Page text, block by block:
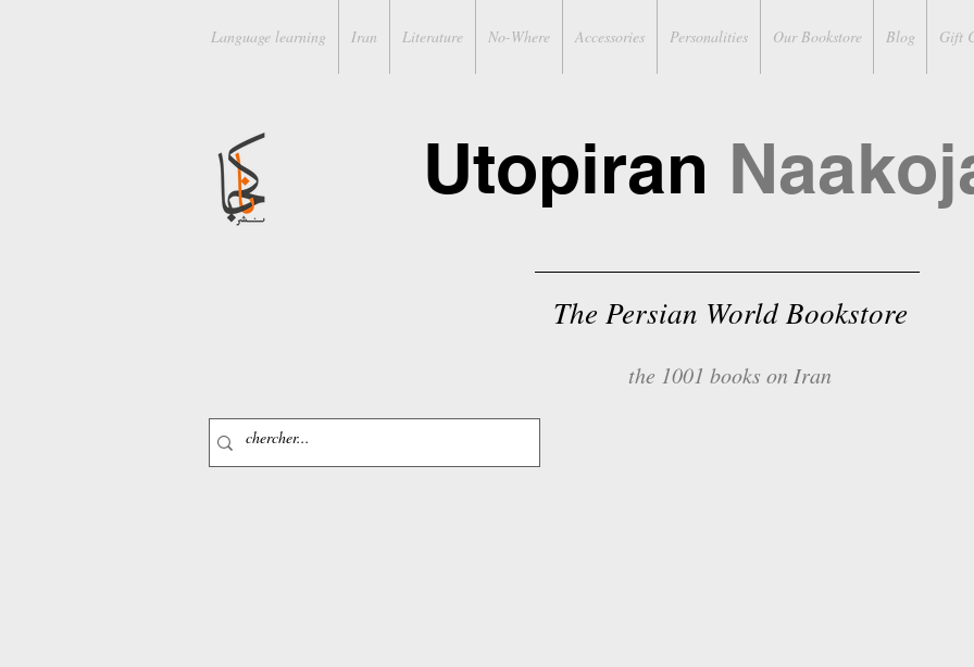
Language learning Iran Literature No-Where Accessories Personalities Our Bookstore Blog Gift
Utopiran
The Persian World Bookstore
the 1001 books on Iran